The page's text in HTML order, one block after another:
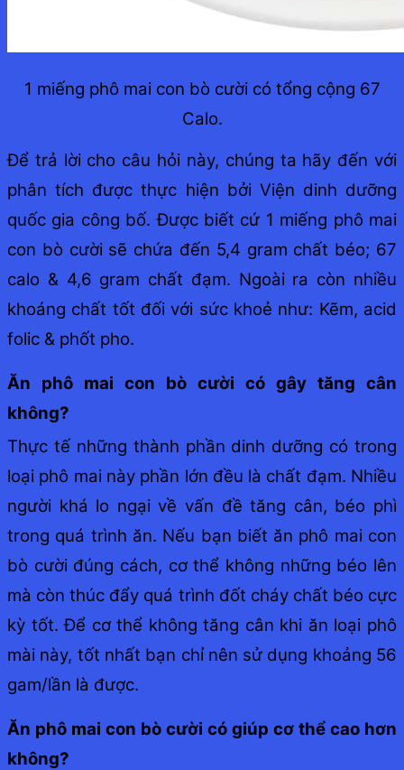
1 miếng phô mai con bò cười có tổng cộng 67
Calo.
Để trả lời cho câu hỏi này, chúng ta hãy đến với
phân tích được thực hiện bởi Viện dinh dưỡng
quốc gia công bố. Được biết cứ 1 miếng phô mai
con bò cười sẽ chứa đến 5,4 gram chất béo; 67
calo & 4,6 gram chất đạm. Ngoài ra còn nhiều
khoáng chất tốt đối với sức khoẻ như: Kẽm, acid
folic & phốt pho.
Ăn phô mai con bò cười có gây tăng cân
không?
Thực tế những thành phần dinh dưỡng có trong
loại phô mai này phần lớn đều là chất đạm. Nhiều
người khá lo ngại về vấn đề tăng cân, béo phì
trong quá trình ăn. Nếu bạn biết ăn phô mai con
bò cười đúng cách, cơ thể không những béo lên
mà còn thúc đẩy quá trình đốt cháy chất béo cực
kỳ tốt. Để cơ thể không tăng cân khi ăn loại phô
mài này, tốt nhất bạn chỉ nên sử dụng khoảng 56
gam/lần là được.
Ăn phô mai con bò cười có giúp cơ thể cao hơn
không?